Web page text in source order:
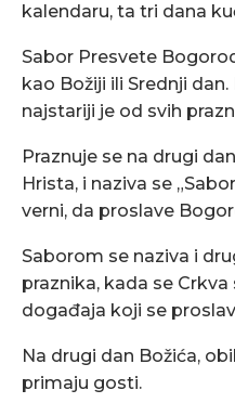
kalendaru, ta tri dana
Sabor Presvete
kao Božiji ili Srednji
najstariji je od svih
Praznuje se na drugi
Hrista, i naziva se
verni, da proslave
Saborom se naziva i
praznika, kada se
događaja koji se
Na drugi dan Božića,
primaju gosti.